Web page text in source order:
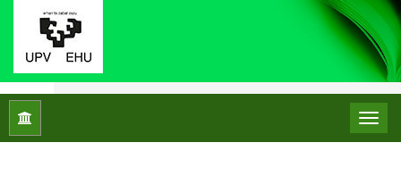
Inicio Núm. 26 (2009): Puesta en escena y